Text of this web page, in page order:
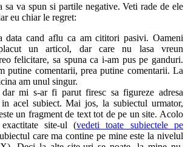
sa va spun si partile negative. Veti rade de ele
eu chiar le regret:
data cand aflu ca am cititori pasivi. Oameni
un articol, dar care nu lasa vreun
felicitare, sa spuna ca i-am pus pe ganduri.
putine comentarii, prea putine comentarii. La
am unul singur.
mi s-ar fi parut firesc sa figureze adresa
acel subiect. Mai jos, la subiectul urmator,
un fragment de text tot de pe un site. Acolo
site-ul (vedeti toate subiectele pe
care ma contine pe mine este la nivelul